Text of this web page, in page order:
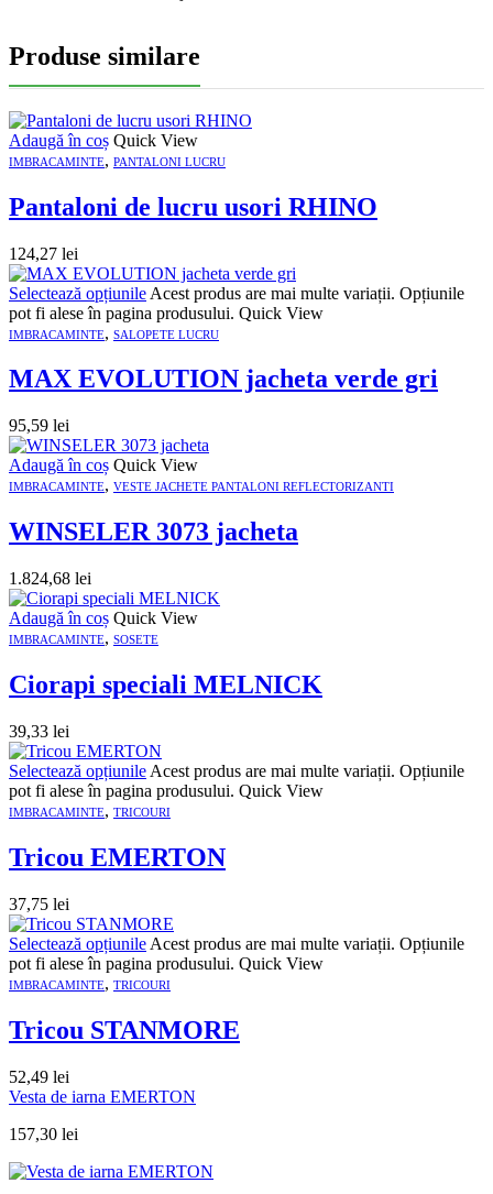
Produse similare
Adaugă în coș Quick View
IMBRACAMINTE, PANTALONI LUCRU
Pantaloni de lucru usori RHINO
124,27 lei
Selectează opțiunile Acest produs are mai multe variații. Opțiunile
pot fi alese în pagina produsului. Quick View
IMBRACAMINTE, SALOPETE LUCRU
MAX EVOLUTION jacheta verde gri
95,59 lei
Adaugă în coș Quick View
IMBRACAMINTE, VESTE JACHETE PANTALONI REFLECTORIZANTI
WINSELER 3073 jacheta
1.824,68 lei
Adaugă în coș Quick View
IMBRACAMINTE, SOSETE
Ciorapi speciali MELNICK
39,33 lei
Selectează opțiunile Acest produs are mai multe variații. Opțiunile
pot fi alese în pagina produsului. Quick View
IMBRACAMINTE, TRICOURI
Tricou EMERTON
37,75 lei
Selectează opțiunile Acest produs are mai multe variații. Opțiunile
pot fi alese în pagina produsului. Quick View
IMBRACAMINTE, TRICOURI
Tricou STANMORE
52,49 lei
Vesta de iarna EMERTON
157,30 lei